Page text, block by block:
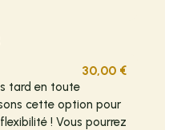
30,00 €
tard en toute
cette option pour
! Vous pourrez